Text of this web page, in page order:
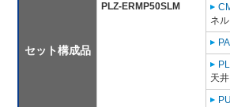
セット構成品
PLZ-ERMP50SLM
ネ
天